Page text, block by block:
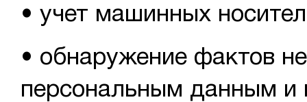
• учет машинных
• обнаружение фактов
персональным данным и